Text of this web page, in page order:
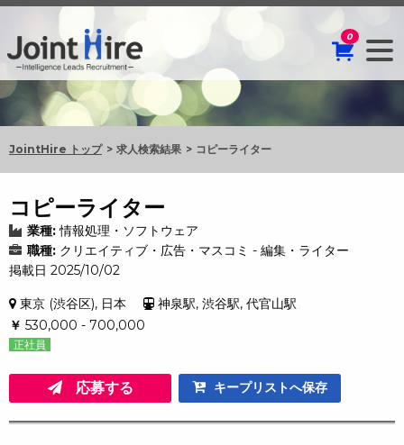
0
JointHire トップ 求人検索結果 コピーライター
コピーライター
業種: 情報処理・ソフトウェア
職種: クリエイティブ・広告・マスコミ - 編集・ライター
掲載日 2025/10/02
東京 (渋谷区), 日本
神泉駅, 渋谷駅, 代官山駅
￥ 530,000 - 700,000
正社員
応募する キープリストへ保存